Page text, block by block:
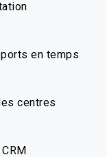
en temps
centres